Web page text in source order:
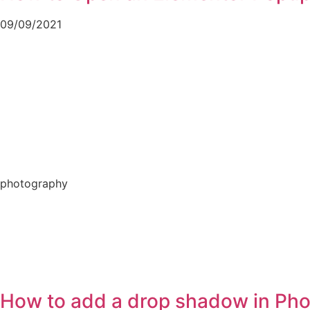
09/09/2021
photography
How to add a drop shadow in